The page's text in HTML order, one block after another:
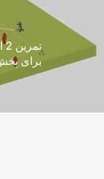
برای